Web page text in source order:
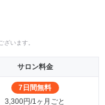
ざいます。
サロン料金
7日間無料
3,300円/1ヶ月ごと